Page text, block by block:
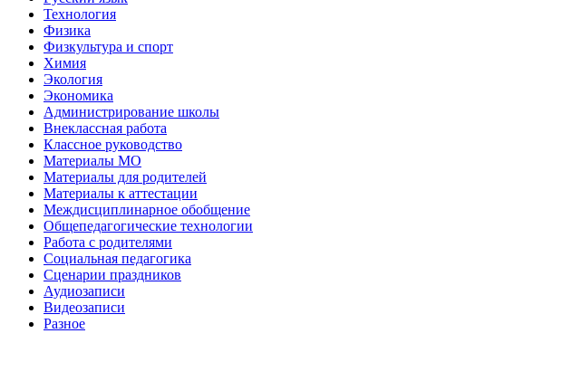
Технология
Физика
Физкультура и спорт
Химия
Экология
Экономика
Администрирование школы
Внеклассная работа
Классное руководство
Материалы МО
Материалы для родителей
Материалы к аттестации
Междисциплинарное обобщение
Общепедагогические технологии
Работа с родителями
Социальная педагогика
Сценарии праздников
Аудиозаписи
Видеозаписи
Разное